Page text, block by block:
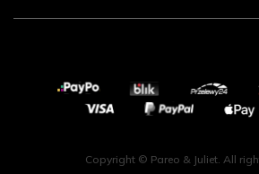
Copyright © Pareo & Juliet. All